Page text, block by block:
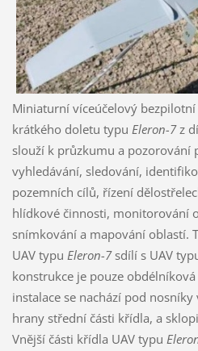
Miniaturní víceúčelový
krátkého doletu typu Eleron-7z
slouží k průzkumu a pozorování
vyhledávání, sledování,
pozemních cílů, řízení
hlídkové činnosti, monitorování
snímkování a mapování oblastí.
UAV typu Eleron-7sdílí s UAV
konstrukce je pouze
instalace se nachází pod
hrany střední části křídla, a
Vnější části křídla UAV typu